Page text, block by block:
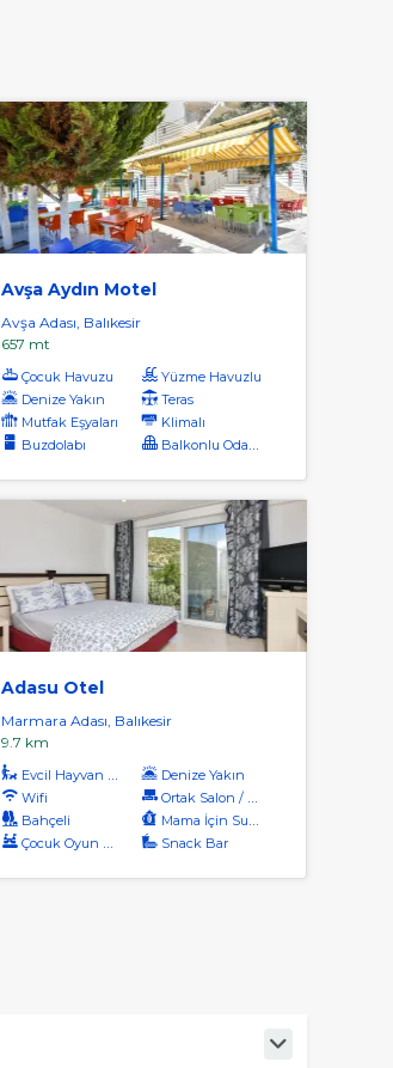
Avşa Aydın Motel
Avşa Adası, Balıkesir
657 mt
Çocuk Havuzu
Yüzme Havuzlu
Denize Yakın
Teras
Mutfak Eşyaları
Klimalı
Buzdolabı
Balkonlu Odalar
Adasu Otel
Marmara Adası, Balıkesir
9.7 km
Evcil Hayvan Kabul
Denize Yakın
Wifi
Ortak Salon / Tv Alanı
Bahçeli
Mama İçin Su Isıtıcı
Çocuk Oyun Alanı
Snack Bar